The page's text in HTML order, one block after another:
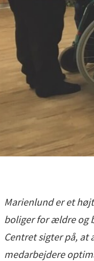
Marienlund er et
boliger for ældre og
Centret sigter på,
medarbejdere